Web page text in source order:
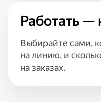
Работать —
Выбирайте сами,
на линию, и
на заказах.